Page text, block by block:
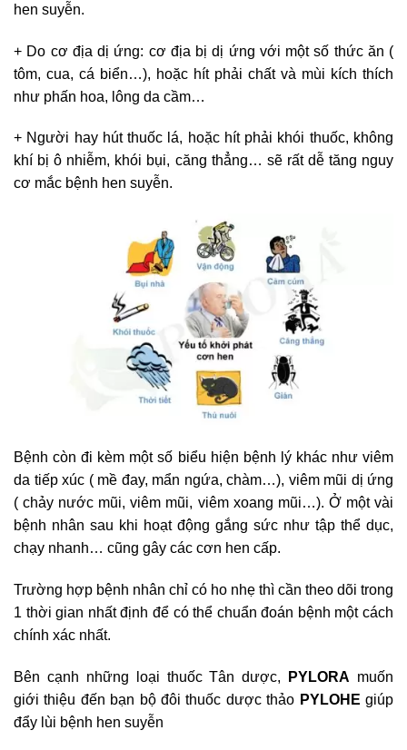
hen suyễn.
+ Do cơ địa dị ứng: cơ địa bị dị ứng với một số thức ăn (
tôm, cua, cá biển…), hoặc hít phải chất và mùi kích thích
như phấn hoa, lông da cầm…
+ Người hay hút thuốc lá, hoặc hít phải khói thuốc, không
khí bị ô nhiễm, khói bụi, căng thẳng… sẽ rất dễ tăng nguy
cơ mắc bệnh hen suyễn.
Bệnh còn đi kèm một số biểu hiện bệnh lý khác như viêm
da tiếp xúc ( mề đay, mẩn ngứa, chàm…), viêm mũi dị ứng
( chảy nước mũi, viêm mũi, viêm xoang mũi…). Ở một vài
bệnh nhân sau khi hoạt động gắng sức như tập thể dục,
chạy nhanh… cũng gây các cơn hen cấp.
Trường hợp bệnh nhân chỉ có ho nhẹ thì cần theo dõi trong
1 thời gian nhất định để có thể chuẩn đoán bệnh một cách
chính xác nhất.
Bên cạnh những loại thuốc Tân dược, PYLORA muốn
giới thiệu đến bạn bộ đôi thuốc dược thảo PYLOHE giúp
đẩy lùi bệnh hen suyễn